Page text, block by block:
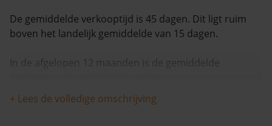
De gemiddelde verkooptijd is 45 dagen. Dit ligt ruim
boven het landelijk gemiddelde van 15 dagen.
In de afgelopen 12 maanden is de gemiddelde
+ Lees de volledige omschrijving